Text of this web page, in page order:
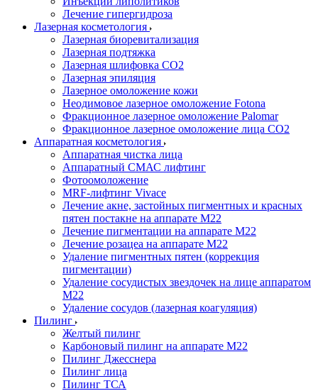
Лечение гипергидроза
Лазерная косметология
Лазерная биоревитализация
Лазерная подтяжка
Лазерная шлифовка CO2
Лазерная эпиляция
Лазерное омоложение кожи
Неодимовое лазерное омоложение Fotona
Фракционное лазерное омоложение Palomar
Фракционное лазерное омоложение лица СО2
Аппаратная косметология
Аппаратная чистка лица
Аппаратный СМАС лифтинг
Фотоомоложение
MRF-лифтинг Vivace
Лечение акне, застойных пигментных и красных
пятен постакне на аппарате М22
Лечение пигментации на аппарате М22
Лечение розацеа на аппарате M22
Удаление пигментных пятен (коррекция
пигментации)
Удаление сосудистых звездочек на лице аппаратом
М22
Удаление сосудов (лазерная коагуляция)
Пилинг
Желтый пилинг
Карбоновый пилинг на аппарате M22
Пилинг Джесснера
Пилинг лица
Пилинг ТСА